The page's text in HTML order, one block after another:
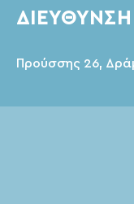
ΔΙΕΥΘΥΝΣΗ
Προύσσης 26,